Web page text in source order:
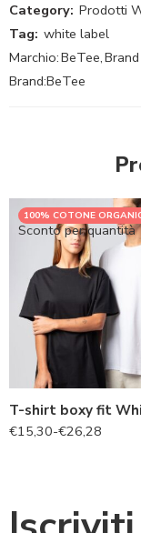
Category: Prodotti
Tag: white label
Marchio:BeTee,
Brand:BeTee
100% COTONE
Sconto per quantità
€15,30-€26,28